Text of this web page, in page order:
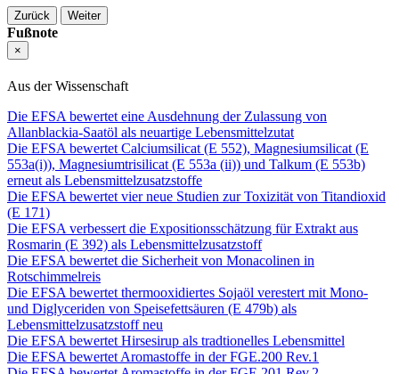
Zurück Weiter
Fußnote
×
Aus der Wissenschaft
Die EFSA bewertet eine Ausdehnung der Zulassung von
Allanblackia-Saatöl als neuartige Lebensmittelzutat
Die EFSA bewertet Calciumsilicat (E 552), Magnesiumsilicat (E
553a(i)), Magnesiumtrisilicat (E 553a (ii)) und Talkum (E 553b)
erneut als Lebensmittelzusatzstoffe
Die EFSA bewertet vier neue Studien zur Toxizität von Titandioxid
(E 171)
Die EFSA verbessert die Expositionsschätzung für Extrakt aus
Rosmarin (E 392) als Lebensmittelzusatzstoff
Die EFSA bewertet die Sicherheit von Monacolinen in
Rotschimmelreis
Die EFSA bewertet thermooxidiertes Sojaöl verestert mit Mono-
und Diglyceriden von Speisefettsäuren (E 479b) als
Lebensmittelzusatzstoff neu
Die EFSA bewertet Hirsesirup als tradtionelles Lebensmittel
Die EFSA bewertet Aromastoffe in der FGE.200 Rev.1